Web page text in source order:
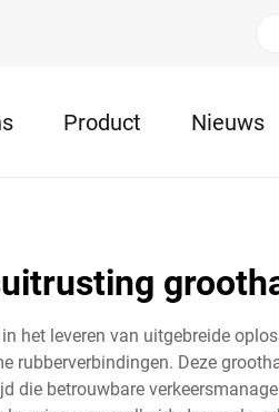
Product Nieuws
het leveren van uitgebreide
Deze
die betrouwbare